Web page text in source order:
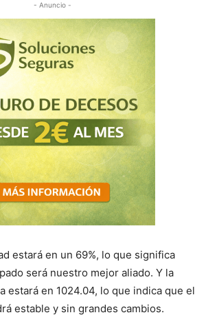
- Anuncio -
estará en un 69%, lo que significa
será nuestro mejor aliado. Y la
estará en 1024.04, lo que indica que el
estable y sin grandes cambios.